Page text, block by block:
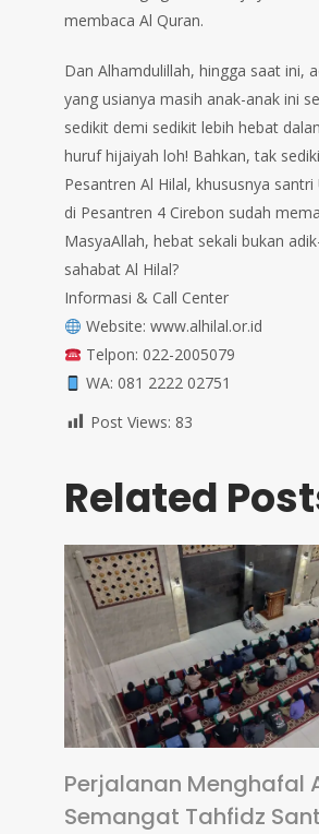
membaca Al Quran.
Dan Alhamdulillah, hingga saat ini,
yang usianya masih anak-anak ini
sedikit demi sedikit lebih hebat
huruf hijaiyah loh! Bahkan, tak
Pesantren Al Hilal, khususnya santri
di Pesantren 4 Cirebon sudah
MasyaAllah, hebat sekali bukan
sahabat Al Hilal?
Informasi & Call Center
Website: www.alhilal.or.id
Telpon: 022-2005079
WA: 081 2222 02751
Post Views: 83
Related
Perjalanan Menghafal
Semangat Tahfidz